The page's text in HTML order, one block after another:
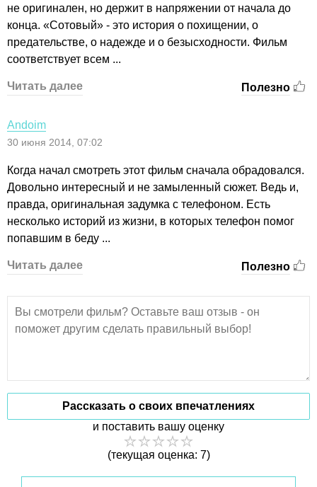
не оригинален, но держит в напряжении от начала до
конца. «Сотовый» - это история о похищении, о
предательстве, о надежде и о безысходности. Фильм
соответствует всем ...
Читать далее Полезно
Аndoim
30 июня 2014, 07:02
Когда начал смотреть этот фильм сначала обрадовался.
Довольно интересный и не замыленный сюжет. Ведь и,
правда, оригинальная задумка с телефоном. Есть
несколько историй из жизни, в которых телефон помог
попавшим в беду ...
Читать далее Полезно
Рассказать о своих впечатлениях
и поставить вашу оценку
(текущая оценка: 7)